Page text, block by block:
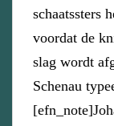
schaatssters
voordat de
slag wordt
Schenau